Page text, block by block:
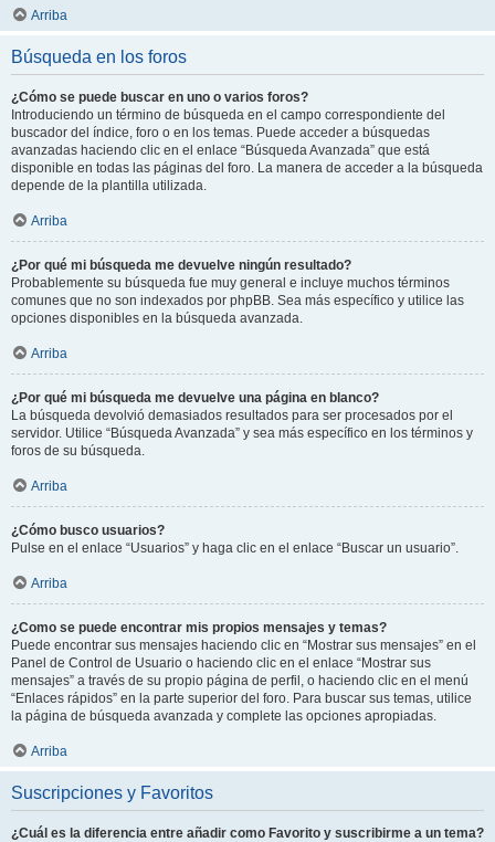
Arriba
Búsqueda en los foros
¿Cómo se puede buscar en uno o varios foros?
Introduciendo un término de búsqueda en el campo correspondiente del
buscador del índice, foro o en los temas. Puede acceder a búsquedas
avanzadas haciendo clic en el enlace “Búsqueda Avanzada” que está
disponible en todas las páginas del foro. La manera de acceder a la búsqueda
depende de la plantilla utilizada.
Arriba
¿Por qué mi búsqueda me devuelve ningún resultado?
Probablemente su búsqueda fue muy general e incluye muchos términos
comunes que no son indexados por phpBB. Sea más específico y utilice las
opciones disponibles en la búsqueda avanzada.
Arriba
¿Por qué mi búsqueda me devuelve una página en blanco?
La búsqueda devolvió demasiados resultados para ser procesados por el
servidor. Utilice “Búsqueda Avanzada” y sea más específico en los términos y
foros de su búsqueda.
Arriba
¿Cómo busco usuarios?
Pulse en el enlace “Usuarios” y haga clic en el enlace “Buscar un usuario”.
Arriba
¿Como se puede encontrar mis propios mensajes y temas?
Puede encontrar sus mensajes haciendo clic en “Mostrar sus mensajes” en el
Panel de Control de Usuario o haciendo clic en el enlace “Mostrar sus
mensajes” a través de su propio página de perfil, o haciendo clic en el menú
“Enlaces rápidos” en la parte superior del foro. Para buscar sus temas, utilice
la página de búsqueda avanzada y complete las opciones apropiadas.
Arriba
Suscripciones y Favoritos
¿Cuál es la diferencia entre añadir como Favorito y suscribirme a un tema?